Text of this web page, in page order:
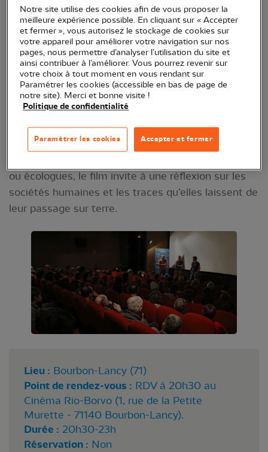
Pour le mois du documentaire, le cinéma Rio-Borvo
propose une rencontre autour du film « L'usage du
monde, voyage entre nature et culture » en
présence de la LPO, partenaire du film, de Fabrice
Landré, maraicher membre de « Paysans de nature
», de l'AMAP de Bourbon-Lancy. De la préhistoire
aux luttes environnementales et sociales actuelles,
au travers du témoignage d'historiens,
ou écologues, le film invite à une réflexion sur les
sociétés humaines et les traces qu’elles laissent de
leur passage sur terre.
Lieu : Bourbon-Lancy (71)
Point de rendez-vous : RDV à 20h30 au
Cinéma Rio-Borvo (1, rue de la Petite
Murette - 71140 Bourbon-Lancy).
Durée : 20h30-23h
Réservation : Non
Notre site utilise des cookies afin de vous proposer la
meilleure expérience possible. En cliquant sur « Accepter
et fermer », vous autorisez le stockage de cookies sur
votre appareil pour améliorer votre navigation sur nos
pages, nous permettre d’analyser l’utilisation du site et
ainsi contribuer à l’améliorer. Vous pourrez revenir sur
votre choix à tout moment en vous rendant sur
Paramétrer les cookies (accessible en bas de page de
notre site). Merci et bonne visite !
Politique de confidentialité
Accepter et fermer
Paramétrer les cookies